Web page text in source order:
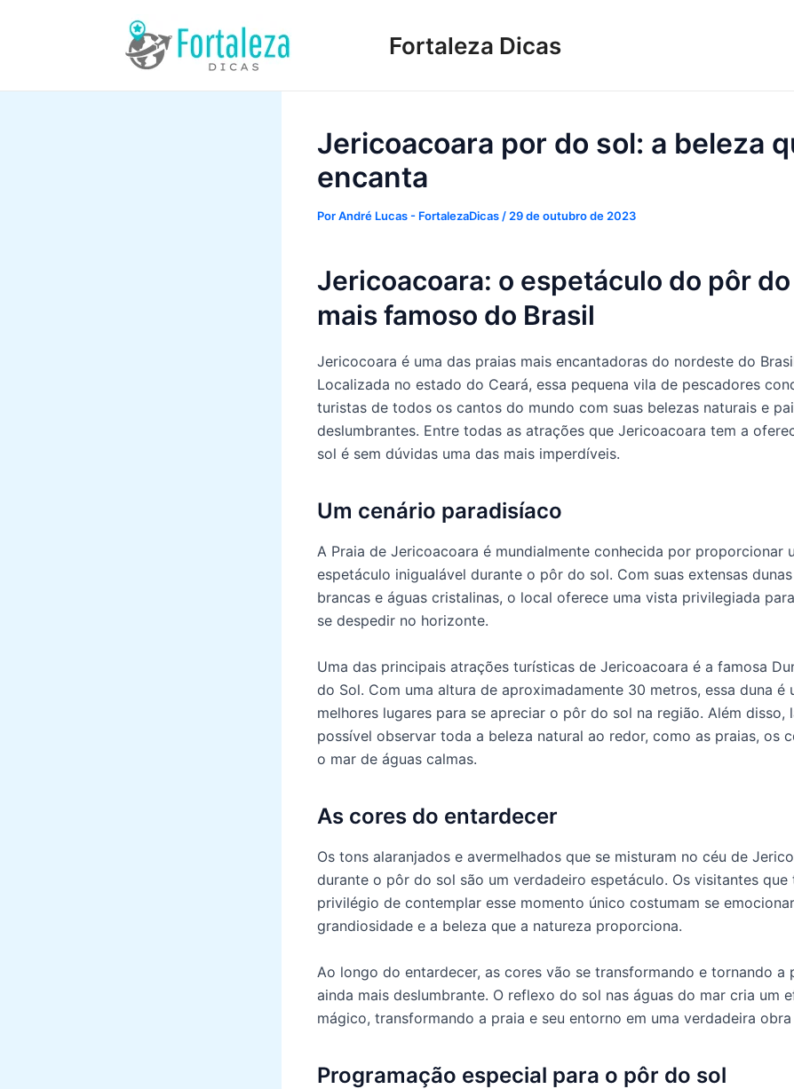
Fortaleza Dicas
Jericoacoara por do sol: a beleza
encanta
PorAndré Lucas - FortalezaDicas / 29 de outubro de 2023
Jericoacoara: o espetáculo do pôr
mais famoso do Brasil
Jericocoara é uma das praias mais encantadoras do nordeste do
Localizada no estado do Ceará, essa pequena vila de pescadores
turistas de todos os cantos do mundo com suas belezas naturais e
deslumbrantes. Entre todas as atrações que Jericoacoara tem a
sol é sem dúvidas uma das mais imperdíveis.
Um cenário paradisíaco
A Praia de Jericoacoara é mundialmente conhecida por proporcionar
espetáculo inigualável durante o pôr do sol. Com suas extensas
brancas e águas cristalinas, o local oferece uma vista privilegiada
se despedir no horizonte.
Uma das principais atrações turísticas de Jericoacoara é a famosa
do Sol. Com uma altura de aproximadamente 30 metros, essa duna é
melhores lugares para se apreciar o pôr do sol na região. Além disso,
possível observar toda a beleza natural ao redor, como as praias, os
o mar de águas calmas.
As cores do entardecer
Os tons alaranjados e avermelhados que se misturam no céu de
durante o pôr do sol são um verdadeiro espetáculo. Os visitantes que
privilégio de contemplar esse momento único costumam se
grandiosidade e a beleza que a natureza proporciona.
Ao longo do entardecer, as cores vão se transformando e tornando a
ainda mais deslumbrante. O reflexo do sol nas águas do mar cria um
mágico, transformando a praia e seu entorno em uma verdadeira
Programação especial para o pôr do sol